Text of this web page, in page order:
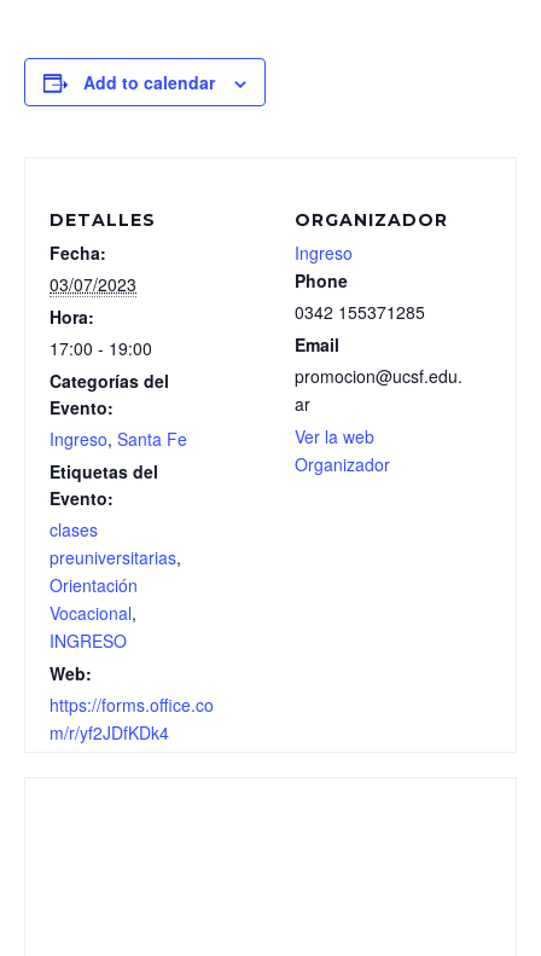
Add to calendar
DETALLES
Fecha:
03/07/2023
Hora:
17:00 - 19:00
Categorías del
Evento:
Ingreso, Santa Fe
Etiquetas del
Evento:
clases
preuniversitarias,
Orientación
Vocacional,
INGRESO
Web:
https://forms.office.co
m/r/yf2JDfKDk4
ORGANIZADOR
Ingreso
Phone
0342 155371285
Email
promocion@ucsf.edu.
ar
Ver la web
Organizador